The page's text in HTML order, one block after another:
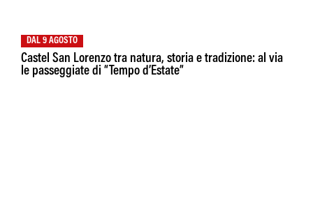
DAL 9 AGOSTO
Castel San Lorenzo tra natura, storia e tradizione: al via
le passeggiate di “Tempo d’Estate”